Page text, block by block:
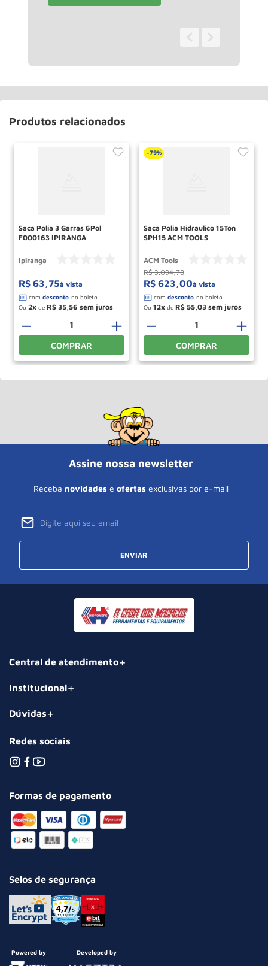
Produtos relacionados
Saca Polia 3 Garras 6Pol
F000163 IPIRANGA
Ipiranga
R$ 63,75à vista
Ou 2 de R$ 35 56
＋
－
COMPRAR
-79%
Saca Polia Hidraulico 15Ton
SPH15 ACM TOOLS
ACM Tools
R$ 3.094,78
R$ 623,00à vista
Ou 12 de R$ 55 03
＋
－
COMPRAR
Assine nossa newsletter
Receba novidades e ofertas exclusivas por e-mail
ENVIAR
Central de atendimento
Institucional
Dúvidas
Redes sociais
Formas de pagamento
Selos de segurança
Powered by Developed by